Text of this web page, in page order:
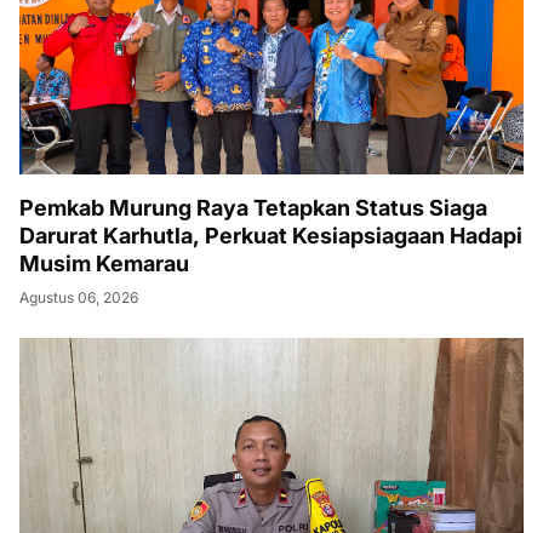
Pemkab Murung Raya Tetapkan Status Siaga
Darurat Karhutla, Perkuat Kesiapsiagaan Hadapi
Musim Kemarau
Agustus 06, 2026